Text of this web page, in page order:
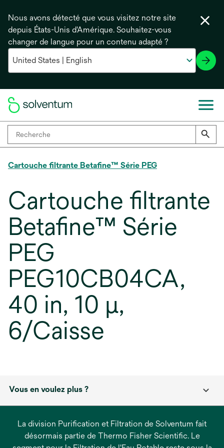
Nous avons détecté que vous visitez notre site
depuis États-Unis d'Amérique. Souhaitez-vous
changer de langue pour un contenu adapté ?
Cartouche filtrante Betafine™ Série PEG
Cartouche filtrante
Betafine™ Série
PEG
PEG10CB04CA,
40 in, 10 µ,
6/Caisse
Vous en voulez plus ?
La division Purification et Filtration de Solventum fait
désormais partie de Thermo Fisher Scientific. Le